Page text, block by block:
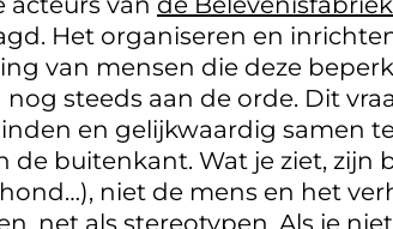
Het organiseren en
van mensen die deze
steeds aan de orde. Dit
en gelijkwaardig samen
de buitenkant. Wat je ziet,
niet de mens en het
net als stereotypen. Als je